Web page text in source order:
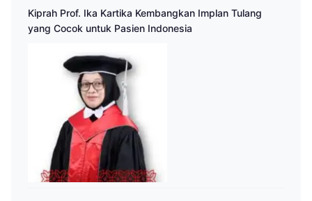
Kiprah Prof. Ika Kartika Kembangkan Implan Tulang
yang Cocok untuk Pasien Indonesia